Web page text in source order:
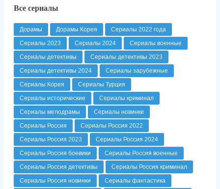
Все сериалы
Дорамы Дорамы Корея
Сериалы 2022 года
Сериалы 2023
Сериалы 2024
Сериалы военные
Сериалы детективы
Сериалы детективы 2023
Сериалы детективы 2024
Сериалы зарубежные
Сериалы Корея
Сериалы Турция
Сериалы исторические
Сериалы криминал
Сериалы мелодрамы
Сериалы новинки
Сериалы Россия
Сериалы Россия 2022
Сериалы Россия 2023
Сериалы Россия 2024
Сериалы Россия боевики
Сериалы Россия военные
Сериалы Россия детективы
Сериалы Россия криминал
Сериалы Россия новинки
Сериалы фантастика